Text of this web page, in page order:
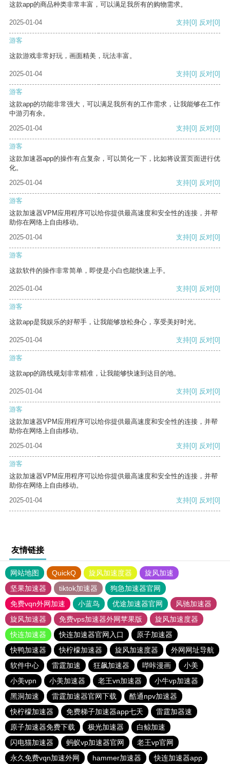
这款app的商品种类非常丰富，可以满足我所有的购物需求。
2025-01-04 支持[0] 反对[0]
游客
这款游戏非常好玩，画面精美，玩法丰富。
2025-01-04 支持[0] 反对[0]
游客
这款app的功能非常强大，可以满足我所有的工作需求，让我能够在工作
中游刃有余。
2025-01-04
支持[0] 反对[0]
游客
这款加速器app的操作有点复杂，可以简化一下，比如将设置页面进行优
化。
2025-01-04
支持[0] 反对[0]
游客
这款加速器VPM应用程序可以给你提供最高速度和安全性的连接，并帮
助你在网络上自由移动。
2025-01-04
支持[0] 反对[0]
游客
这款软件的操作非常简单，即使是小白也能快速上手。
2025-01-04 支持[0] 反对[0]
游客
这款app是我娱乐的好帮手，让我能够放松身心，享受美好时光。
2025-01-04 支持[0] 反对[0]
游客
这款app的路线规划非常精准，让我能够快速到达目的地。
2025-01-04 支持[0] 反对[0]
游客
这款加速器VPM应用程序可以给你提供最高速度和安全性的连接，并帮
助你在网络上自由移动。
2025-01-04
支持[0] 反对[0]
游客
这款加速器VPM应用程序可以给你提供最高速度和安全性的连接，并帮
助你在网络上自由移动。
2025-01-04
支持[0] 反对[0]
友情链接
网站地图 QuickQ 旋风加速度器
旋风加速
坚果加速器
tiktok加速器
狗急加速器官网
免费vqn外网加速
小蓝鸟 优途加速器官网
风驰加速器
旋风加速器
免费vps加速器外网苹果版
旋风加速度器
快连加速器
快连加速器官网入口
原子加速器
快鸭加速器
快柠檬加速器 旋风加速度器
外网网址导航
软件中心
雷霆加速 狂飙加速器 哔咔漫画
小美
小美vpn
小美加速器 老王vn加速器
小牛vp加速器
黑洞加速
雷霆加速器官网下载
酷通npv加速器
快柠檬加速器
免费梯子加速器app七天
雷霆加器速
原子加速器免费下载
极光加速器
白鲸加速
闪电猫加速器
蚂蚁vp加速器官网
老王vp官网
永久免费vqn加速外网
hammer加速器 快连加速器app